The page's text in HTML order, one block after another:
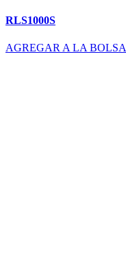
RLS1000S
AGREGAR A LA BOLSA